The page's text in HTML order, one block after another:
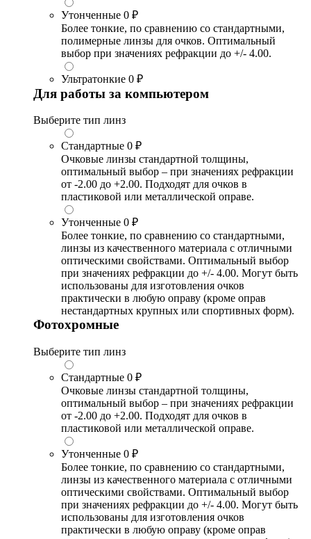
Утонченные 0 ₽
Более тонкие, по сравнению со стандартными,
полимерные линзы для очков. Оптимальный
выбор при значениях рефракции до +/- 4.00.
Ультратонкие 0 ₽
Для работы за компьютером
Выберите тип линз
Стандартные 0 ₽
Очковые линзы стандартной толщины,
оптимальный выбор – при значениях рефракции
от -2.00 до +2.00. Подходят для очков в
пластиковой или металлической оправе.
Утонченные 0 ₽
Более тонкие, по сравнению со стандартными,
линзы из качественного материала с отличными
оптическими свойствами. Оптимальный выбор
при значениях рефракции до +/- 4.00. Могут быть
использованы для изготовления очков
практически в любую оправу (кроме оправ
нестандартных крупных или спортивных форм).
Фотохромные
Выберите тип линз
Стандартные 0 ₽
Очковые линзы стандартной толщины,
оптимальный выбор – при значениях рефракции
от -2.00 до +2.00. Подходят для очков в
пластиковой или металлической оправе.
Утонченные 0 ₽
Более тонкие, по сравнению со стандартными,
линзы из качественного материала с отличными
оптическими свойствами. Оптимальный выбор
при значениях рефракции до +/- 4.00. Могут быть
использованы для изготовления очков
практически в любую оправу (кроме оправ